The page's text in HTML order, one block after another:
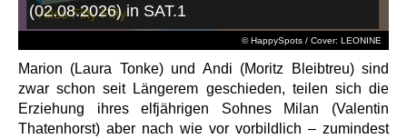
© HappySpots / Cover: LEONINE
(02.08.2026) in SAT.1
Marion (Laura Tonke) und Andi (Moritz Bleibtreu) sind
zwar schon seit Längerem geschieden, teilen sich die
Erziehung ihres elfjährigen Sohnes Milan (Valentin
Thatenhorst) aber nach wie vor vorbildlich – zumindest